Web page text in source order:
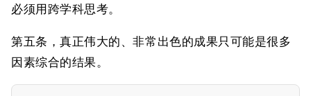
必须用跨学科思考。
第五条，真正伟大的、非常出色的成果只可能是很多
因素综合的结果。